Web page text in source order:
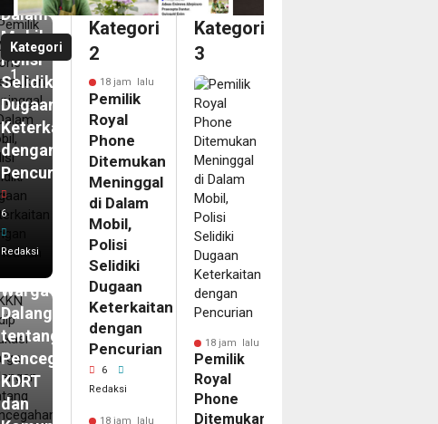
Kategori
1
Dalam
Mobil,
Polisi
Selidiki
Dugaan
Keterkaitan
dengan
Pencurian
6
Redaksi
18
jam
KKN
Undip
Edukasi
Warga
Dalangan
tentang
Pencegahan
KDRT
dan
Kategori
2
18 jam lalu
Pemilik
Royal
Phone
Ditemukan
Meninggal
di Dalam
Mobil,
Polisi
Selidiki
Dugaan
Keterkaitan
dengan
Pencurian
6
Redaksi
18 jam lalu
Kategori
3
18 jam lalu
Pemilik
Royal
Phone
Ditemukan